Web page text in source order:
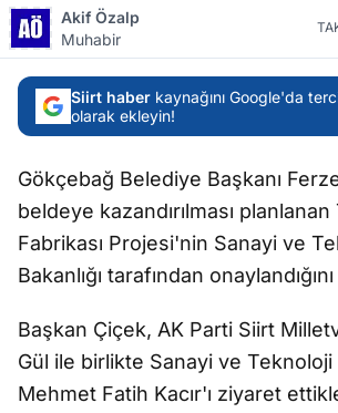
Akif Özalp
Muhabir
Siirt haber kaynağını Google'da
olarak ekleyin!
Gökçebağ Belediye Başkanı
beldeye kazandırılması
Fabrikası Projesi'nin Sanayi ve
Bakanlığı tarafından
Başkan Çiçek, AK Parti Siirt
Gül ile birlikte Sanayi ve Teknoloji
Mehmet Fatih Kacır'ı ziyaret